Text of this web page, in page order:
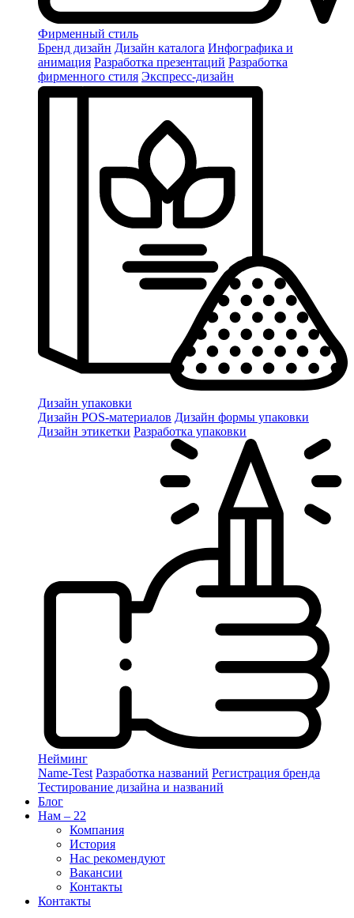
Фирменный стиль
Бренд дизайн Дизайн каталога Инфографика и
анимация Разработка презентаций Разработка
фирменного стиля Экспресс-дизайн
Дизайн упаковки
Дизайн POS-материалов Дизайн формы упаковки
Дизайн этикетки Разработка упаковки
Нейминг
Name-Test Разработка названий Регистрация бренда
Тестирование дизайна и названий
Блог
Нам – 22
Компания
История
Нас рекомендуют
Вакансии
Контакты
Контакты